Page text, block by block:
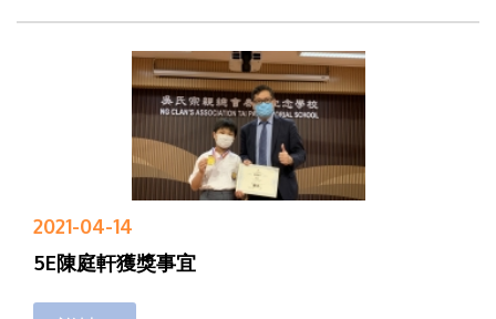
2021-04-14
5E陳庭軒獲獎事宜